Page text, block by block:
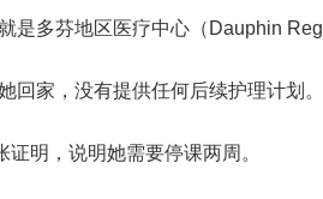
是多芬地区医疗中心（Dauphin
回家，没有提供任何后续护理计划。
明，说明她需要停课两周。